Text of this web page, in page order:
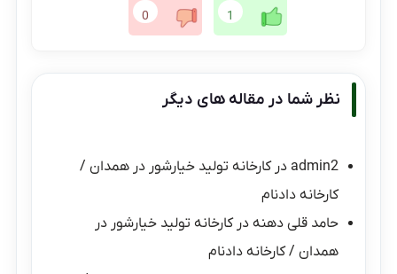
1
0
نظر شما در مقاله های دیگر
admin2 درکارخانه تولید خیارشور در همدان /
کارخانه دادنام
حامد قلی دهنه درکارخانه تولید خیارشور در
همدان / کارخانه دادنام